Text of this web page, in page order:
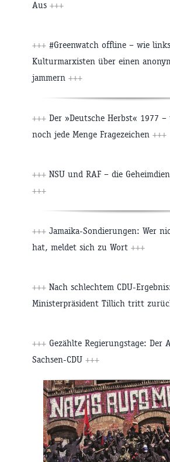
Aus +++
+++ #Greenwatch offline – wie
Kulturmarxisten über einen
jammern +++
+++ Der »Deutsche Herbst« 1977
noch jede Menge Fragezeichen +++
+++ NSU und RAF – die
+++
+++ Jamaika-Sondierungen: Wer
hat, meldet sich zu Wort +++
+++ Nach schlechtem CDU-
Ministerpräsident Tillich tritt
+++ Gezählte Regierungstage: Der
Sachsen-CDU +++